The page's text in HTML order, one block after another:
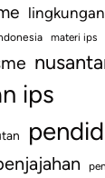
materi ips
ips